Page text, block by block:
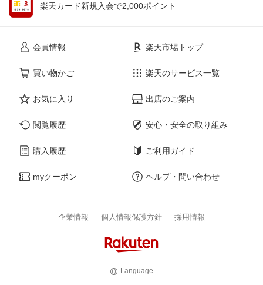
楽天カード新規入会で2,000ポイント
会員情報
買い物かご
お気に入り
閲覧履歴
購入履歴
myクーポン
楽天市場トップ
楽天のサービス一覧
出店のご案内
安心・安全の取り組み
ご利用ガイド
ヘルプ・問い合わせ
企業情報 個人情報保護方針 採用情報
Language